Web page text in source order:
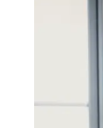
Laddare